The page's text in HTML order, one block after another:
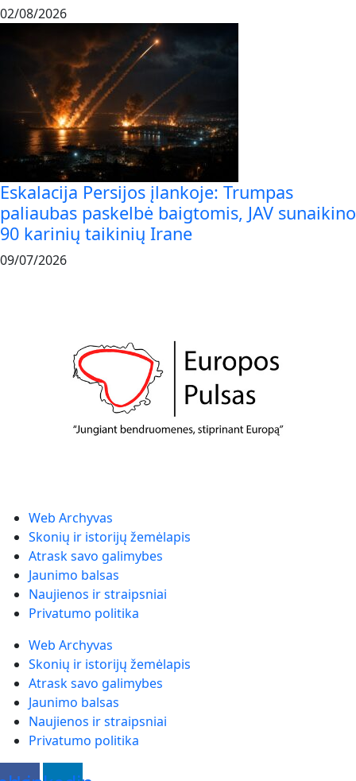
02/08/2026
Eskalacija Persijos įlankoje: Trumpas
paliaubas paskelbė baigtomis, JAV sunaikino
90 karinių taikinių Irane
09/07/2026
Web Archyvas
Skonių ir istorijų žemėlapis
Atrask savo galimybes
Jaunimo balsas
Naujienos ir straipsniai
Privatumo politika
Web Archyvas
Skonių ir istorijų žemėlapis
Atrask savo galimybes
Jaunimo balsas
Naujienos ir straipsniai
Privatumo politika